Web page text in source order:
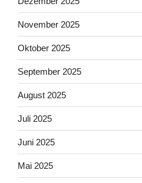
November 2025
Oktober 2025
September 2025
August 2025
Juli 2025
Juni 2025
Mai 2025